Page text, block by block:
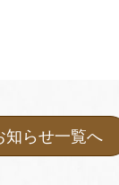
知らせ一覧へ